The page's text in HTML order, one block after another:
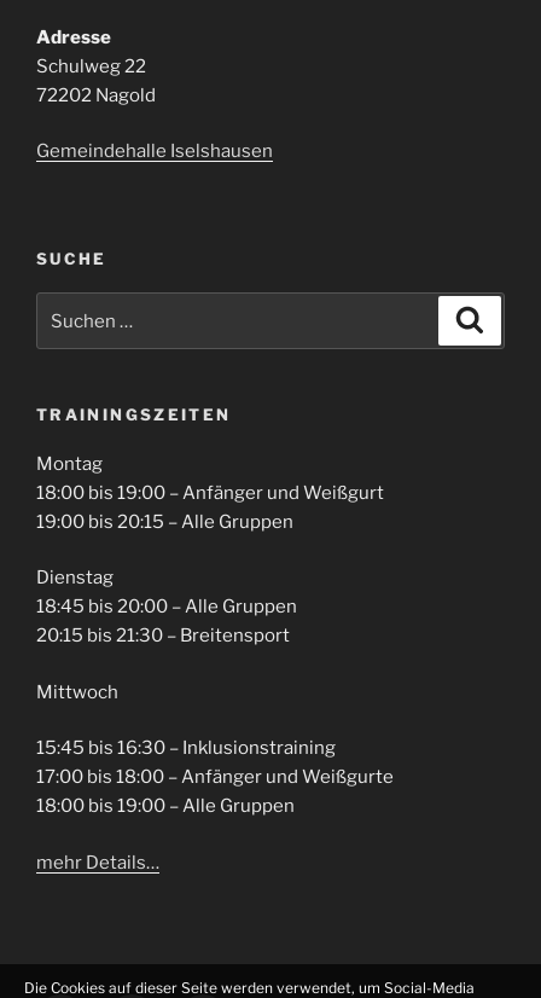
Adresse
Schulweg 22
72202 Nagold
Gemeindehalle Iselshausen
SUCHE
nach:
TRAININGSZEITEN
Montag
18:00 bis 19:00 – Anfänger und Weißgurt
19:00 bis 20:15 – Alle Gruppen
Dienstag
18:45 bis 20:00 – Alle Gruppen
20:15 bis 21:30 – Breitensport
Mittwoch
15:45 bis 16:30 – Inklusionstraining
17:00 bis 18:00 – Anfänger und Weißgurte
18:00 bis 19:00 – Alle Gruppen
mehr Details…
Die Cookies auf dieser Seite werden verwendet, um Social-Media